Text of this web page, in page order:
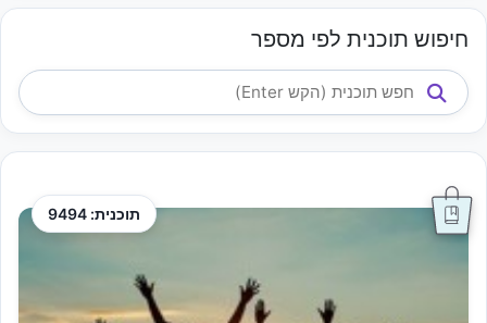
חיפוש תוכנית לפי מספר
תוכנית: 9494